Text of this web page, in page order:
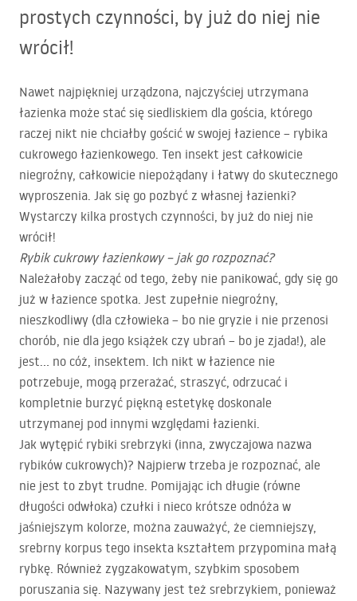
prostych czynności, by już do niej nie
wrócił!
Nawet najpiękniej urządzona, najczyściej utrzymana
łazienka może stać się siedliskiem dla gościa, którego
raczej nikt nie chciałby gościć w swojej łazience – rybika
cukrowego łazienkowego. Ten insekt jest całkowicie
niegroźny, całkowicie niepożądany i łatwy do skutecznego
wyproszenia. Jak się go pozbyć z własnej łazienki?
Wystarczy kilka prostych czynności, by już do niej nie
wrócił!
Rybik cukrowy łazienkowy – jak go rozpoznać?
Należałoby zacząć od tego, żeby nie panikować, gdy się go
już w łazience spotka. Jest zupełnie niegroźny,
nieszkodliwy (dla człowieka – bo nie gryzie i nie przenosi
chorób, nie dla jego książek czy ubrań – bo je zjada!), ale
jest… no cóż, insektem. Ich nikt w łazience nie
potrzebuje, mogą przerażać, straszyć, odrzucać i
kompletnie burzyć piękną estetykę doskonale
utrzymanej pod innymi względami łazienki.
Jak wytępić rybiki srebrzyki (inna, zwyczajowa nazwa
rybików cukrowych)? Najpierw trzeba je rozpoznać, ale
nie jest to zbyt trudne. Pomijając ich długie (równe
długości odwłoka) czułki i nieco krótsze odnóża w
jaśniejszym kolorze, można zauważyć, że ciemniejszy,
srebrny korpus tego insekta kształtem przypomina małą
rybkę. Również zygzakowatym, szybkim sposobem
poruszania się. Nazywany jest też srebrzykiem, ponieważ